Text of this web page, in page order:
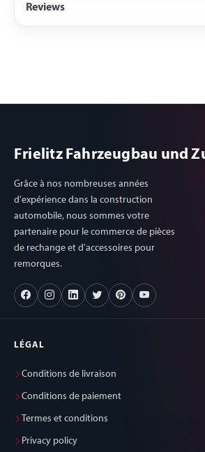
Reviews
Frielitz Fahrzeugbau und
Grâce à nos nombreuses années
d'expérience dans la construction
automobile, nous sommes votre
partenaire pour le commerce de pièces
de rechange et d'accessoires pour
remorques.
LÉGAL
Conditions de livraison
Conditions de paiement
Termes et conditions
Privacy policy